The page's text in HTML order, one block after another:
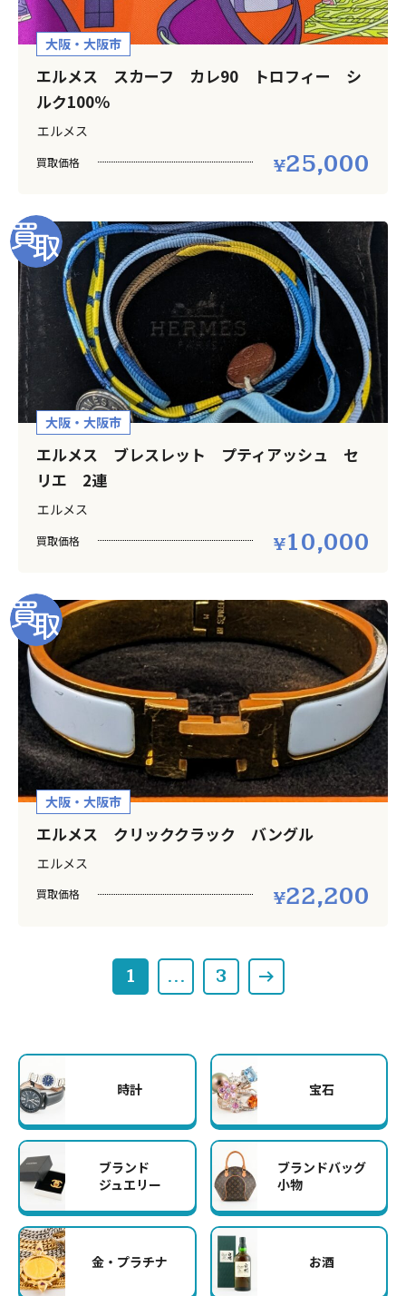
大阪・大阪市
エルメス スカーフ カレ90 トロフィー シ
ルク100％
エルメス
買取価格 25,000
大阪・大阪市
エルメス ブレスレット プティアッシュ セ
リエ 2連
エルメス
買取価格 10,000
大阪・大阪市
エルメス クリッククラック バングル
エルメス
買取価格 22,200
1 … 3
時計 宝石
ブランド
ジュエリー
ブランドバッグ
小物
金・プラチナ お酒